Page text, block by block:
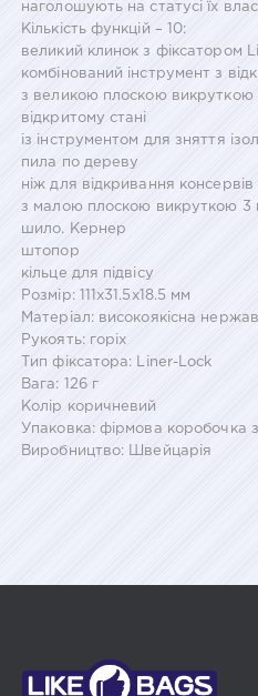
наголошують на статусі їх
Кількість функцій – 10:
великий клинок з фіксатором
комбінований інструмент з
з великою плоскою викруткою
відкритому стані
із інструментом для зняття
пила по дереву
ніж для відкривання консервів
з малою плоскою викруткою 3
шило. Кернер
штопор
кільце для підвісу
Розмір: 111x31.5x18.5 мм
Матеріал: високоякісна
Рукоять: горіх
Тип фіксатора: Liner-Lock
Вага: 126 г
Колір коричневий
Упаковка: фірмова коробочка
Виробництво: Швейцарія